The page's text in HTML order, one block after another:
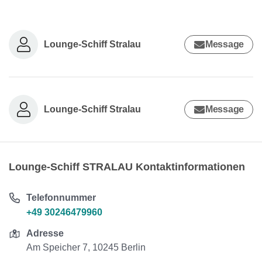
Lounge-Schiff Stralau Message
Lounge-Schiff Stralau Message
Lounge-Schiff STRALAU Kontaktinformationen
Telefonnummer
+49 30246479960
Adresse
Am Speicher 7, 10245 Berlin